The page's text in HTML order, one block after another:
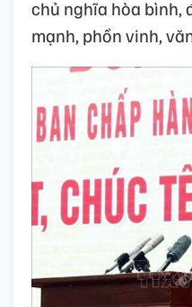
chủ nghĩa hòa bình,
mạnh, phồn vinh,